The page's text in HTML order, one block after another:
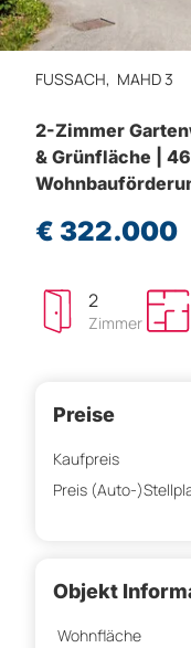
FUSSACH, MAHD 3
2-Zimmer
& Grünfläche |
€ 322.000
2
Zimmer
Preise
Kaufpreis
Preis (Auto-
Objekt
Wohnfläche